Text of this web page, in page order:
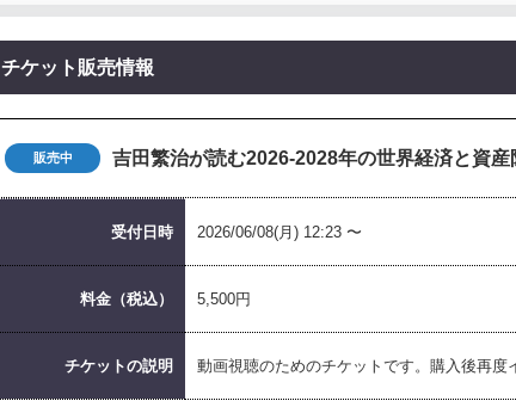
チケット販売情報
販売中 吉田繁治が読む2026-2028年の世界経済と資産
受付日時 2026/06/08(月) 12:23 〜
料金（税込） 5,500円
チケットの説明 動画視聴のためのチケットです。購入後再度